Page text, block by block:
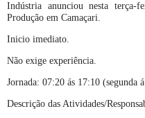
Indústria anunciou nesta
Produção em Camaçari.
Inicio imediato.
Não exige experiência.
Jornada: 07:20 ás 17:10 (segunda
Descrição das Atividades/